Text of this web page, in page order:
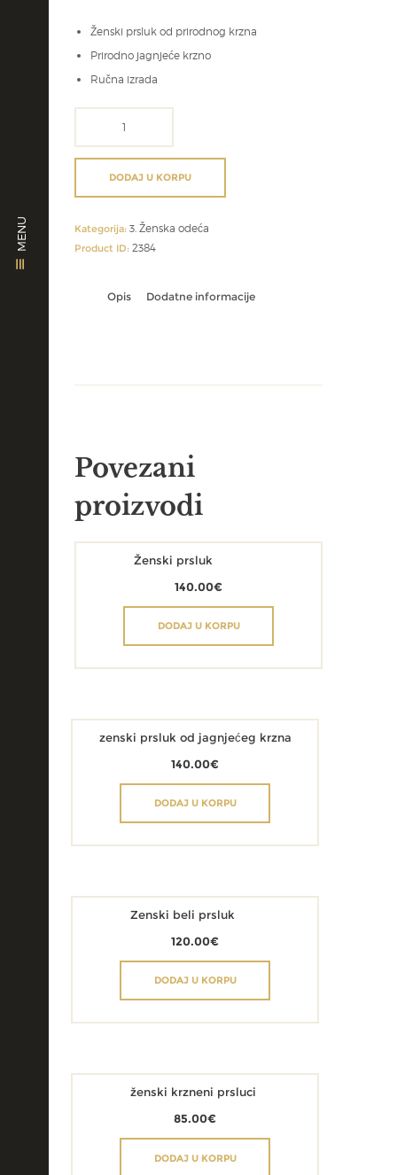
MENU
Ženski prsluk od prirodnog krzna
Prirodno jagnjeće krzno
Ručna izrada
DODAJ U KORPU
Kategorija: 3. Ženska odeća
Product ID: 2384
Opis Dodatne informacije
Povezani
proizvodi
Ženski prsluk
140.00€
DODAJ U KORPU
zenski prsluk od jagnjećeg krzna
140.00€
DODAJ U KORPU
Zenski beli prsluk
120.00€
DODAJ U KORPU
ženski krzneni prsluci
85.00€
DODAJ U KORPU